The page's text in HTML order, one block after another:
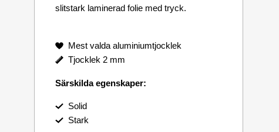
slitstark laminerad folie med tryck.
Mest valda aluminiumtjocklek
Tjocklek 2 mm
Särskilda egenskaper:
Solid
Stark